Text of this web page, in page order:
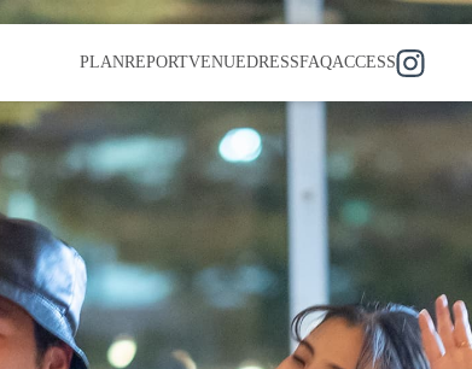
PLANREPORTVENUEDRESSFAQACCESS
挙式＋披露宴 家族結婚式